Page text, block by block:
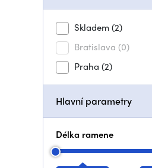
Skladem(2)
Bratislava (0)
Praha (2)
Hlavní parametry
Délka ramene